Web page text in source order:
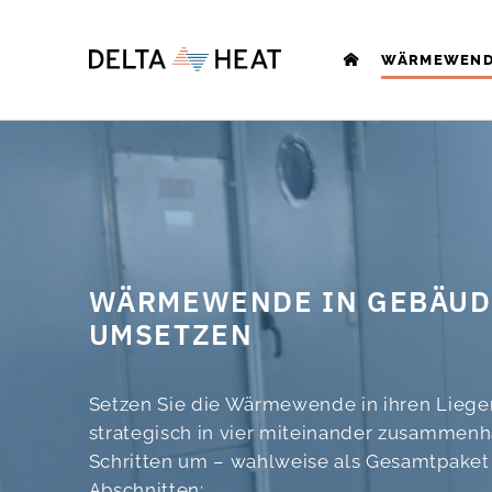
WÄRMEWENDE IN
UMSETZEN
Setzen Sie die Wärmewende in ihren
strategisch in vier miteinander
Schritten um – wahlweise als